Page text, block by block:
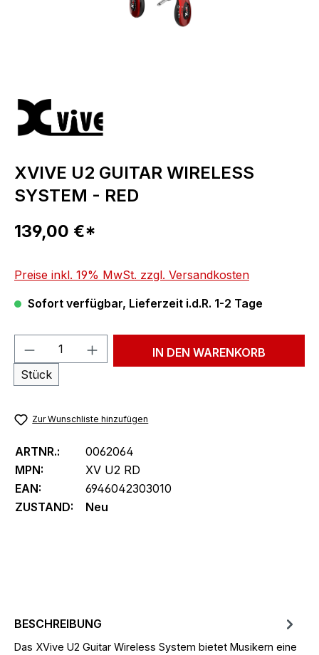
XVIVE U2 GUITAR WIRELESS
SYSTEM - RED
Regulärer Preis:
139,00 €*
Preise inkl. 19% MwSt. zzgl. Versandkosten
Sofort verfügbar, Lieferzeit i.d.R. 1-2 Tage
Produkt Anzahl: Gib den
Stück
IN DEN WARENKORB
Zur Wunschliste hinzufügen
ARTNR.:
0062064
MPN:
XV U2 RD
EAN:
6946042303010
ZUSTAND:
Neu
BESCHREIBUNG
Das XVive U2 Guitar Wireless System bietet Musikern eine